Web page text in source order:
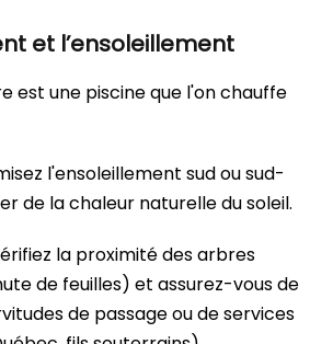
et l’ensoleillement
est une piscine que l'on chauffe
l'ensoleillement sud ou sud-
de la chaleur naturelle du soleil.
la proximité des arbres
de feuilles) et assurez-vous de
de passage ou de services